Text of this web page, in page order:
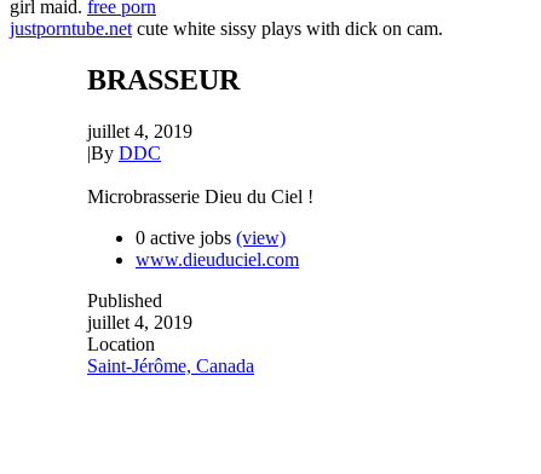
girl maid. free porn
justporntube.net cute white sissy plays with dick on cam.
BRASSEUR
juillet 4, 2019
|By DDC
Microbrasserie Dieu du Ciel !
0 active jobs (view)
www.dieuduciel.com
Published
juillet 4, 2019
Location
Saint-Jérôme, Canada